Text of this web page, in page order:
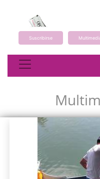
Suscribirse